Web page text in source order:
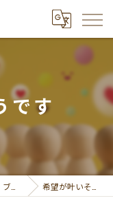
です
ブログ 希望が叶いそうです